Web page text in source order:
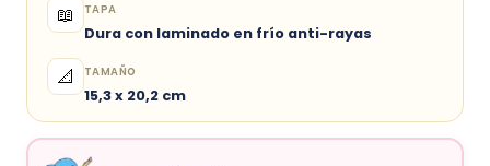
📖 TAPA
Dura con laminado en frío anti-rayas
📐 TAMAÑO
15,3 x 20,2 cm